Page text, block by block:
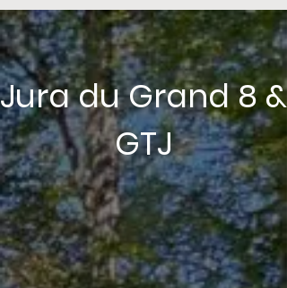
Jura du Grand 8 &
GTJ